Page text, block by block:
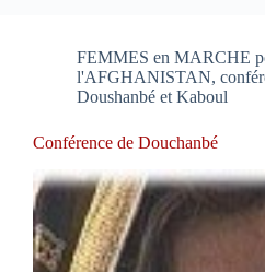
FEMMES en MARCHE
l'AFGHANISTAN,
Doushanbé et Kaboul
Conférence de Douchanbé